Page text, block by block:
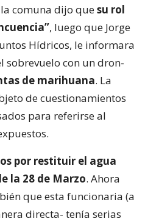
comuna dijo quesu rol
, luego que Jorge
Hídricos, le informara
sobrevuelo con un dron-
de marihuana. La
de cuestionamientos
para referirse al
por restituir el agua
la 28 de Marzo. Ahora
que esta funcionaria (a
directa- tenía serias